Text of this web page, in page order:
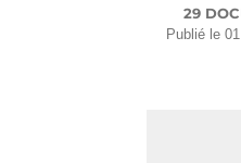
29
Publié le